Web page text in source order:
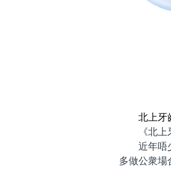
北上牙
《北上牙
近年唔少
多做公衆場